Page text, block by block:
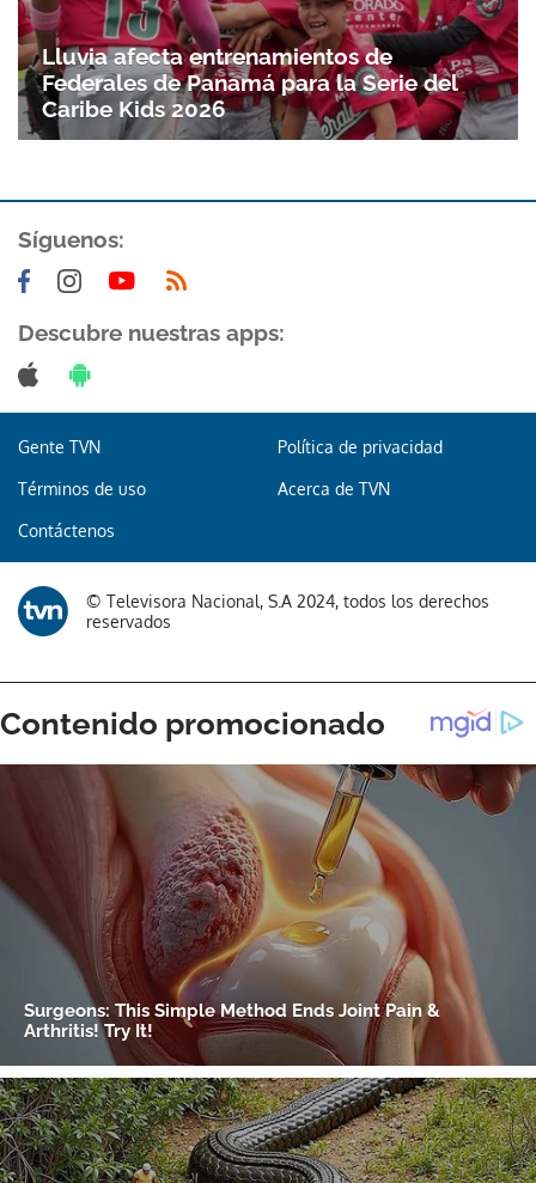
Gracias por suscribirte a nuestro boletín.
ACEPTAR
Lluvia afecta entrenamientos de
Federales de Panamá para la Serie del
Caribe Kids 2026
Síguenos:
Descubre nuestras apps:
Gente TVN Política de privacidad
Términos de uso Acerca de TVN
Contáctenos
© Televisora Nacional, S.A 2024, todos los derechos
reservados